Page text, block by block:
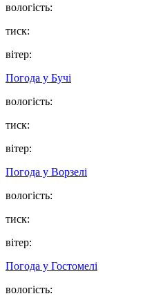
вологість:
тиск:
вітер:
Погода у Бучі
вологість:
тиск:
вітер:
Погода у Ворзелі
вологість:
тиск:
вітер:
Погода у Гостомелі
вологість: